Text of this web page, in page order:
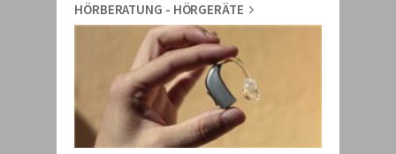
HÖRBERATUNG - HÖRGERÄTE